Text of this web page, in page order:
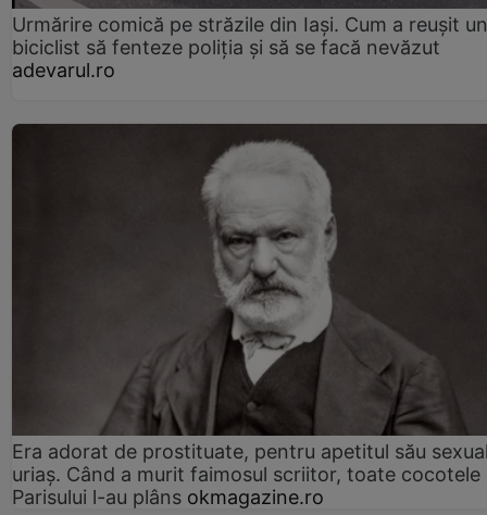
Urmărire comică pe străzile din Iași. Cum a reușit un
biciclist să fenteze poliția și să se facă nevăzut
adevarul.ro
Era adorat de prostituate, pentru apetitul său
uriaș. Când a murit faimosul scriitor, toate cocotele
Parisului l-au plâns okmagazine.ro